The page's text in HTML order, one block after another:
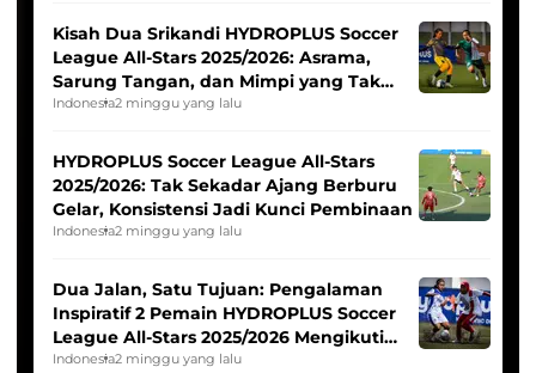
Kisah Dua Srikandi HYDROPLUS Soccer
League All-Stars 2025/2026: Asrama,
Sarung Tangan, dan Mimpi yang Tak
Pernah Padam
Indonesia2 minggu yang lalu
HYDROPLUS Soccer League All-Stars
2025/2026: Tak Sekadar Ajang Berburu
Gelar, Konsistensi Jadi Kunci Pembinaan
Indonesia2 minggu yang lalu
Dua Jalan, Satu Tujuan: Pengalaman
Inspiratif 2 Pemain HYDROPLUS Soccer
League All-Stars 2025/2026 Mengikuti
Seleksi Timnas Indonesia Putri
Indonesia2 minggu yang lalu